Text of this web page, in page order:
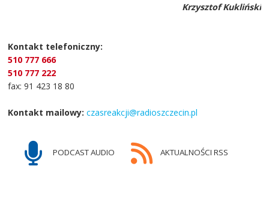
Krzysztof Kukliński
Kontakt telefoniczny:
510 777 666
510 777 222
fax: 91 423 18 80
Kontakt mailowy: czasreakcji@radioszczecin.pl
PODCAST AUDIO AKTUALNOŚCI RSS